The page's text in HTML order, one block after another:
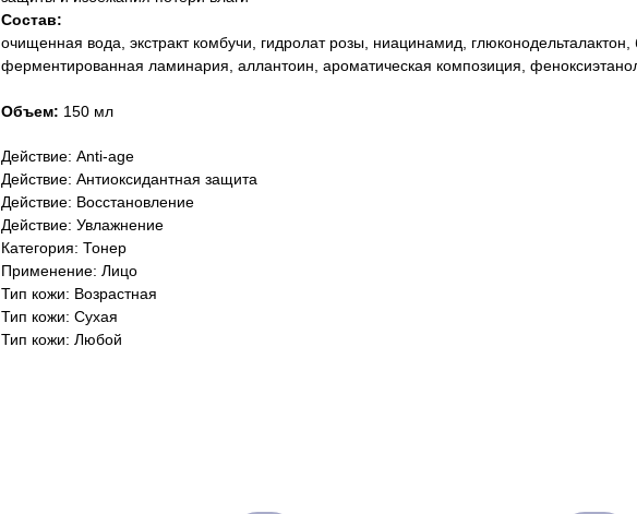
Состав:
очищенная вода, экстракт комбучи, гидролат розы, ниацинамид, глюконодельталактон,
ферментированная ламинария, аллантоин, ароматическая композиция,
Объем: 150 мл
Действие: Anti-age
Действие: Антиоксидантная защита
Действие: Восстановление
Действие: Увлажнение
Категория: Тонер
Применение: Лицо
Тип кожи: Возрастная
Тип кожи: Сухая
Тип кожи: Любой